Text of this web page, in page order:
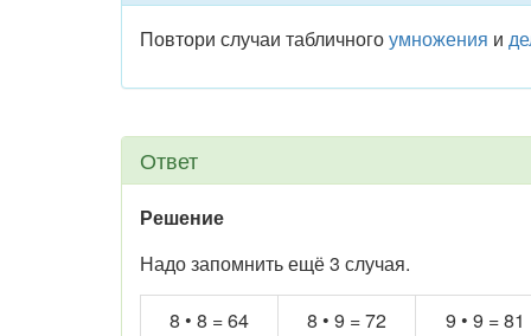
Повтори случаи табличногоумножения и
Ответ
Решение
Надо запомнить ещё 3 случая.
8 • 8 = 64
8 • 9 = 72
9 • 9 = 81